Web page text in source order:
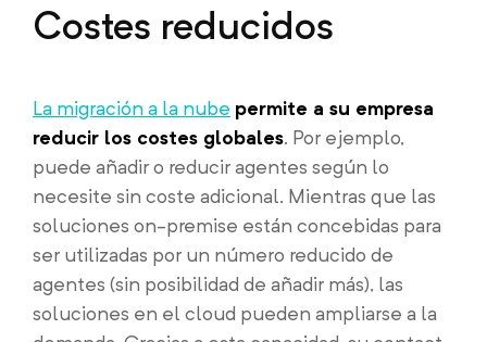
Costes reducidos
La migración a la nube permite a su empresa
reducir los costes globales. Por ejemplo,
puede añadir o reducir agentes según lo
necesite sin coste adicional. Mientras que las
soluciones on-premise están concebidas para
ser utilizadas por un número reducido de
agentes (sin posibilidad de añadir más), las
soluciones en el cloud pueden ampliarse a la